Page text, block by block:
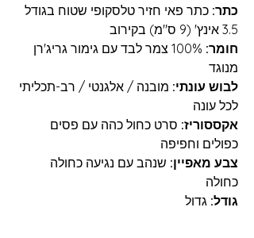
כתר: כתר פאי חזיר טלסקופי שטוח בגודל
3.5 אינץ' (9 ס"מ) בקירוב
חומר:
100% צמר לבד עם גימור גריג'רן
מנוגד
לבוש עונתי: מובנה / אלגנטי / רב-תכליתי
לכל עונה
אקססוריז: סרט כחול כהה עם פסים
כפולים וחפיפה
צבע מאפיין: שנהב עם נגיעה כחולה
כחולה
גודל: גדול